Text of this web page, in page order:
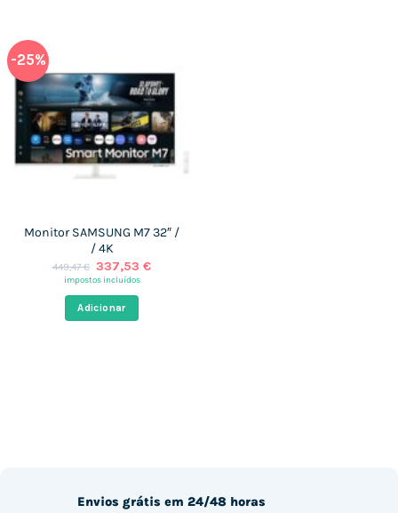
-25%
Monitor SAMSUNG M7 32″ /
/ 4K
449,47€ O
preço
era:
449,47 €.
337,53€O
impostos incluídos
Adicionar
Envios grátis em 24/48 horas